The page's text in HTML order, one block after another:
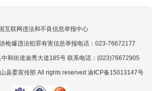
互联网违法和不良信息举报中心
枪爆违法犯罪有害信息举报电话：023-76672177
和街道渝秀大道185号 联系电话：(023)76672905
县委宣传部 All rights reserved 渝ICP备15013147号